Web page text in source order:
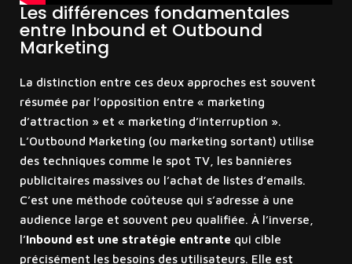
Les différences fondamentales
entre Inbound et Outbound
Marketing
La distinction entre ces deux approches est souvent
résumée par l’opposition entre « marketing
d’attraction » et « marketing d’interruption ».
L’Outbound Marketing (ou marketing sortant) utilise
des techniques comme le spot TV, les bannières
publicitaires massives ou l’achat de listes d’emails.
C’est une méthode coûteuse qui s’adresse à une
audience large et souvent peu qualifiée. À l’inverse,
l’Inbound est une stratégie entrantequi cible
précisément les besoins des utilisateurs. Elle est